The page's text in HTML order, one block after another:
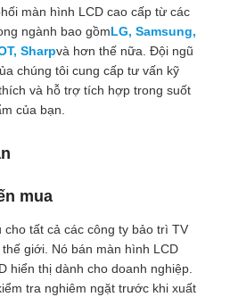
màn hình LCD cao cấp từ các
ngành bao gồmLG, Samsung,
Sharpvà hơn thế nữa. Đội ngũ
chúng tôi cung cấp tư vấn kỹ
và hỗ trợ tích hợp trong suốt
của bạn.
mua
cho tất cả các công ty bảo trì TV
giới. Nó bán màn hình LCD
hiển thị dành cho doanh nghiệp.
tra nghiêm ngặt trước khi xuất